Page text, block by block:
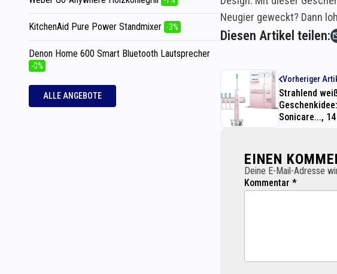
Neugier geweckt? Dann
Diesen Artikel teilen:
Vorheriger
Strahlend
Sonicare...,
EINEN
Deine E-Mail-Adresse
Kommentar *
KitchenAid Pure Power Standmixer -3%
Denon Home 600 Smart Bluetooth Lautsprecher
-0%
ALLE ANGEBOTE